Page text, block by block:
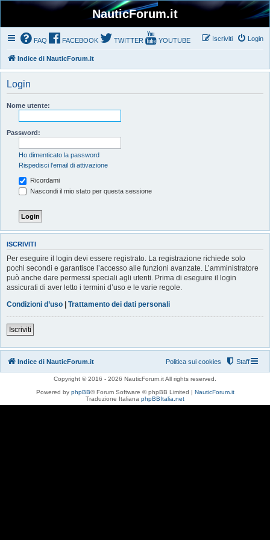
NauticForum.it
FAQ FACEBOOK TWITTER YOUTUBE Login
Iscriviti
Indice di NauticForum.it
Login
Nome utente:
Password:
Ho dimenticato la password
Rispedisci l’email di attivazione
Ricordami
Nascondi il mio stato per questa sessione
ISCRIVITI
Per eseguire il login devi essere registrato. La registrazione richiede solo
pochi secondi e garantisce l’accesso alle funzioni avanzate. L’amministratore
può anche dare permessi speciali agli utenti. Prima di eseguire il login
assicurati di aver letto i termini d’uso e le varie regole.
Condizioni d’uso | Trattamento dei dati personali
Iscriviti
Indice di NauticForum.it Staff
Politica sui cookies
Copyright © 2016 - 2026 NauticForum.it All rights reserved.
Powered by phpBB® Forum Software © phpBB Limited | NauticForum.it
Traduzione Italiana phpBBItalia.net